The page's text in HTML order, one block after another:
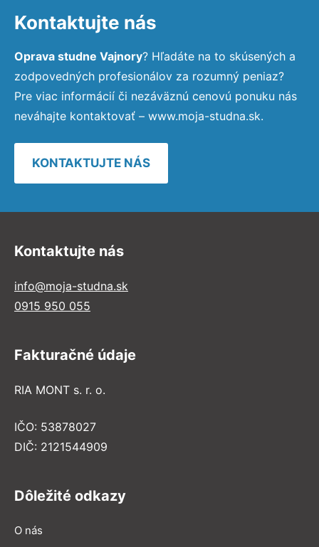
Kontaktujte nás
Oprava studne Vajnory? Hľadáte na to skúsených a
zodpovedných profesionálov za rozumný peniaz?
Pre viac informácií či nezáväznú cenovú ponuku nás
neváhajte kontaktovať – www.moja-studna.sk.
KONTAKTUJTE NÁS
Kontaktujte nás
info@moja-studna.sk
0915 950 055
Fakturačné údaje
RIA MONT s. r. o.
IČO: 53878027
DIČ: 2121544909
Dôležité odkazy
O nás